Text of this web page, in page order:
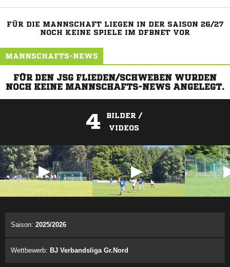
FÜR DIE MANNSCHAFT LIEGEN IN DER SAISON 26/27
NOCH KEINE SPIELE IM DFBNET VOR
MANNSCHAFTS-NEWS
FÜR DEN JSG FLIEDEN/SCHWEBEN WURDEN
NOCH KEINE MANNSCHAFTS-NEWS ANGELEGT.
4
BILDER /
VIDEOS
Saison: 2025/2026
Wettbewerb: BJ Verbandsliga Gr.Nord